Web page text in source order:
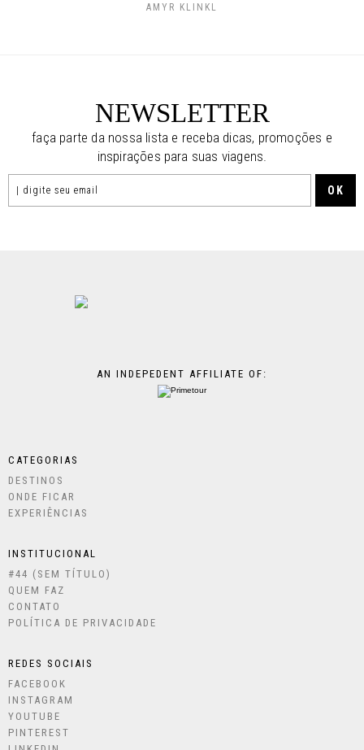
AMYR KLINKL
NEWSLETTER
faça parte da nossa lista e receba dicas, promoções e
inspirações para suas viagens.
AN INDEPEDENT AFFILIATE OF:
CATEGORIAS
DESTINOS
ONDE FICAR
EXPERIÊNCIAS
INSTITUCIONAL
#44 (SEM TÍTULO)
QUEM FAZ
CONTATO
POLÍTICA DE PRIVACIDADE
REDES SOCIAIS
FACEBOOK
INSTAGRAM
YOUTUBE
PINTEREST